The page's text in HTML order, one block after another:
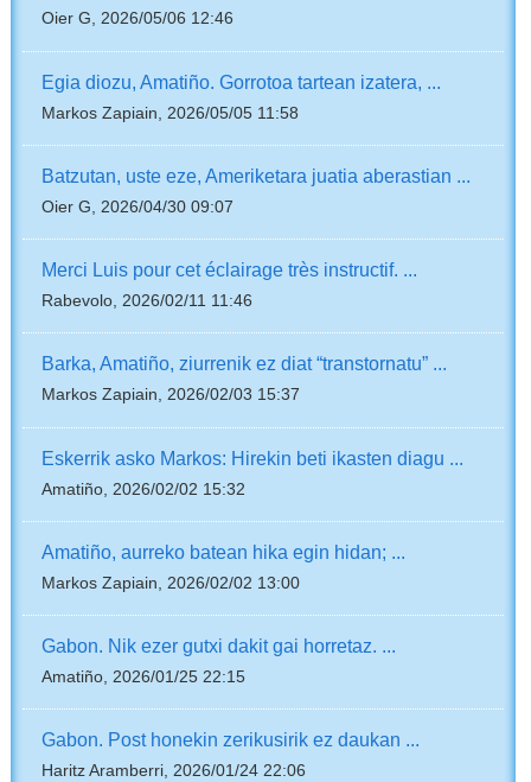
Oier G, 2026/05/06 12:46
Egia diozu, Amatiño. Gorrotoa tartean izatera, ...
Markos Zapiain, 2026/05/05 11:58
Batzutan, uste eze, Ameriketara juatia aberastian ...
Oier G, 2026/04/30 09:07
Merci Luis pour cet éclairage très instructif. ...
Rabevolo, 2026/02/11 11:46
Barka, Amatiño, ziurrenik ez diat “transtornatu” ...
Markos Zapiain, 2026/02/03 15:37
Eskerrik asko Markos: Hirekin beti ikasten diagu ...
Amatiño, 2026/02/02 15:32
Amatiño, aurreko batean hika egin hidan; ...
Markos Zapiain, 2026/02/02 13:00
Gabon. Nik ezer gutxi dakit gai horretaz. ...
Amatiño, 2026/01/25 22:15
Gabon. Post honekin zerikusirik ez daukan ...
Haritz Aramberri, 2026/01/24 22:06